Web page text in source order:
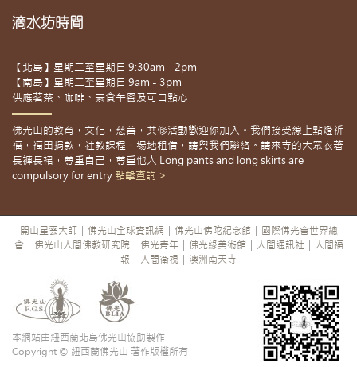
滴水坊時間
【北島】星期二至星期日 9:30am - 2pm
【南島】星期二至星期日 9am - 3pm
供應茗茶、咖啡、素食午餐及可口點心
佛光山的教育，文化，慈善，共修活動歡迎你加入。我們接受線上點燈祈
福，福田捐款，社教課程，場地租借，請與我們聯絡。請來寺的大眾衣著
長褲長裙，尊重自己，尊重他人 Long pants and long skirts are
compulsory for entry 點擊查詢 >
開山星雲大師 佛光山全球資訊網 佛光山佛陀紀念館
國際佛光會世界總
會
佛光山人間佛教研究院 佛光青年 佛光緣美術館 人間通訊社
人間福
報
人間衛視 澳洲南天寺
本網站由紐西蘭北島佛光山協助製作
Copyright © 紐西蘭佛光山 著作版權所有